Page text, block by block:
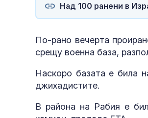
Над 100 ранени в
По-рано вечерта
срещу военна база,
Наскоро базата е била
джихадистите.
В района на Рабия е